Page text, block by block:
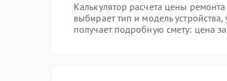
Калькулятор расчета цены
выбирает тип и модель
получает подробную смету: цена